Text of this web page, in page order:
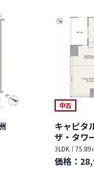
中古
キャピタ
ザ・タワ
3LDK｜75.89
価格：